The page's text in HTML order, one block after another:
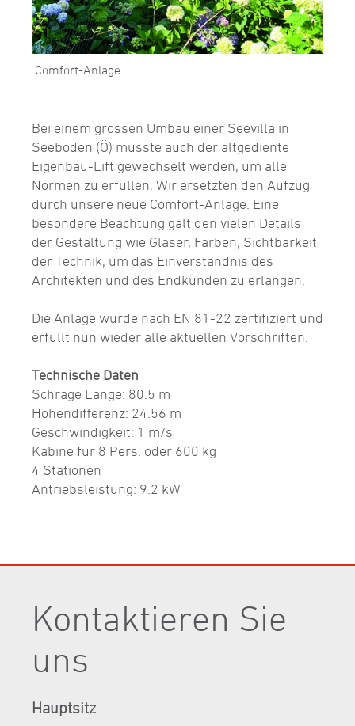
Comfort-Anlage
Bei einem grossen Umbau einer Seevilla in
Seeboden (Ö) musste auch der altgediente
Eigenbau-Lift gewechselt werden, um alle
Normen zu erfüllen. Wir ersetzten den Aufzug
durch unsere neue Comfort-Anlage. Eine
besondere Beachtung galt den vielen Details
der Gestaltung wie Gläser, Farben, Sichtbarkeit
der Technik, um das Einverständnis des
Architekten und des End­kunden zu erlangen.
Die Anlage wurde nach EN 81-22 zertifiziert und
erfüllt nun wieder alle aktuellen Vorschriften.
Technische Daten
Schräge Länge: 80.5 m
Höhendifferenz: 24.56 m
Geschwindigkeit: 1 m/s
Kabine für 8 Pers. oder 600 kg
4 Stationen
Antriebsleistung: 9.2 kW
Kontaktieren Sie
uns
Hauptsitz